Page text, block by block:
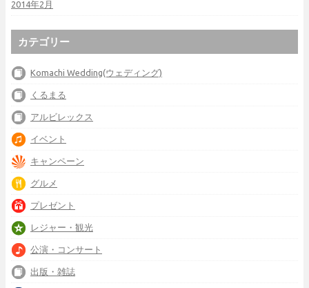
2014年2月
カテゴリー
Komachi Wedding(ウェディング)
くるまる
アルビレックス
イベント
キャンペーン
グルメ
プレゼント
レジャー・観光
公演・コンサート
出版・雑誌